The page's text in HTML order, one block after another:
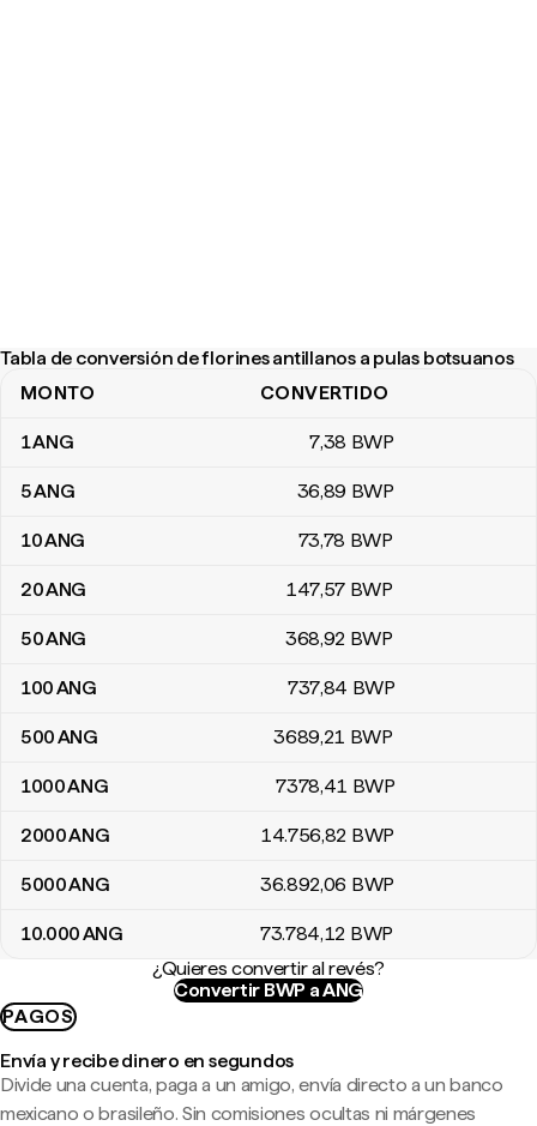
Tabla de conversión de florines antillanos a pulas botsuanos
Tabla de conversión de florines antillanos a pulas botsuanos
MONTO CONVERTIDO
1ANG 7,38 BWP
5ANG 36,89 BWP
10ANG 73,78 BWP
20ANG 147,57 BWP
50ANG 368,92 BWP
100ANG 737,84 BWP
500ANG 3689,21 BWP
1000ANG 7378,41 BWP
2000ANG 14.756,82 BWP
5000ANG 36.892,06 BWP
10.000ANG 73.784,12 BWP
¿Quieres convertir al revés?
Convertir BWP a ANG
PAGOS
Envía y recibe dinero en segundos
Divide una cuenta, paga a un amigo, envía directo a un banco
mexicano o brasileño. Sin comisiones ocultas ni márgenes